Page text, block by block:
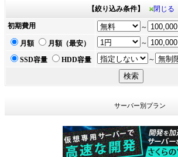
【絞り込み条件】 閉じる
初期費用
～
月額
月額（最安） ～
SSD容量 HDD容量 ～
サーバー別プラン